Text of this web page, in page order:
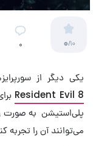
0/10 ۰
یکی دیگر از
Resident Evil 8
پلی‌استیشن به صورت
می‌توانند آن را تجربه